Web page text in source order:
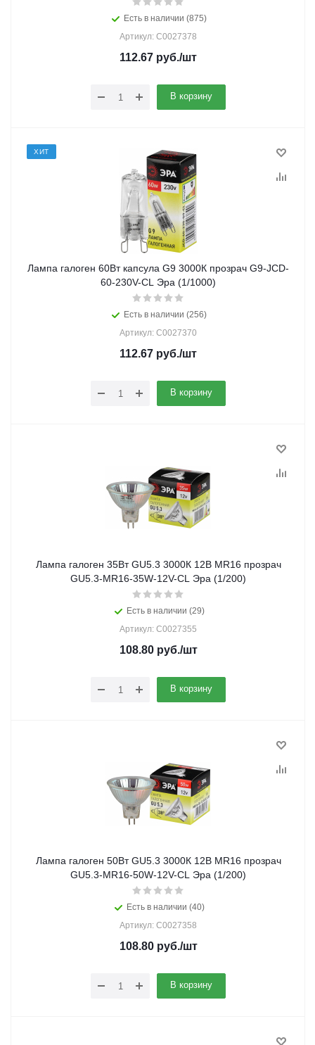
Есть в наличии (875)
Артикул: C0027378
112.67 руб./шт
В корзину
ХИТ
Лампа галоген 60Вт капсула G9 3000К прозрач G9-JCD-
60-230V-CL Эра (1/1000)
Есть в наличии (256)
Артикул: C0027370
112.67 руб./шт
В корзину
Лампа галоген 35Вт GU5.3 3000К 12В MR16 прозрач
GU5.3-MR16-35W-12V-CL Эра (1/200)
Есть в наличии (29)
Артикул: C0027355
108.80руб./шт
В корзину
Лампа галоген 50Вт GU5.3 3000К 12В MR16 прозрач
GU5.3-MR16-50W-12V-CL Эра (1/200)
Есть в наличии (40)
Артикул: C0027358
108.80руб./шт
В корзину